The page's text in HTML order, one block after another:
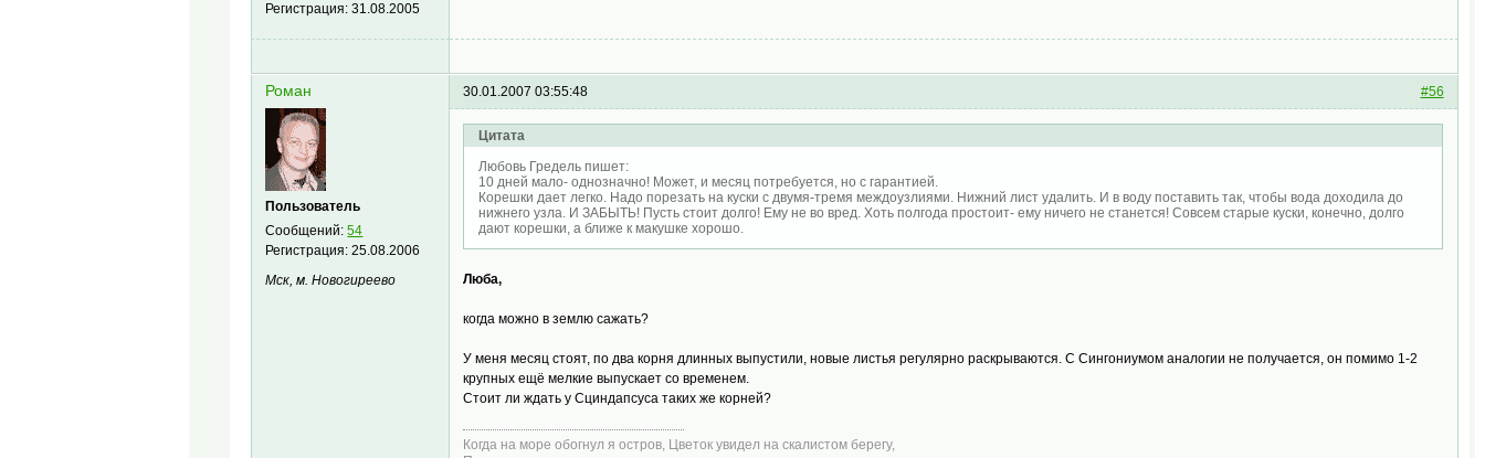
Регистрация:31.08.2005
Роман
Пользователь
Сообщений:54
Регистрация:25.08.2006
Мск, м. Новогиреево
#56
30.01.2007 03:55:48
Цитата
Любовь Гредель пишет:
10 дней мало- однозначно! Может, и месяц потребуется, но с гарантией.
Корешки дает легко. Надо порезать на куски с двумя-тремя междоузлиями. Нижний лист удалить. И в воду поставить так, чтобы вода доходила до
нижнего узла. И ЗАБЫТЬ! Пусть стоит долго! Ему не во вред. Хоть полгода простоит- ему ничего не станется! Совсем старые куски, конечно, долго
дают корешки, а ближе к макушке хорошо.
Люба,
когда можно в землю сажать?
У меня месяц стоят, по два корня длинных выпустили, новые листья регулярно раскрываются. С Сингониумом аналогии не получается, он помимо 1-2
крупных ещё мелкие выпускает со временем.
Стоит ли ждать у Сциндапсуса таких же корней?
Когда на море обогнул я остров, Цветок увидел на скалистом берегу,